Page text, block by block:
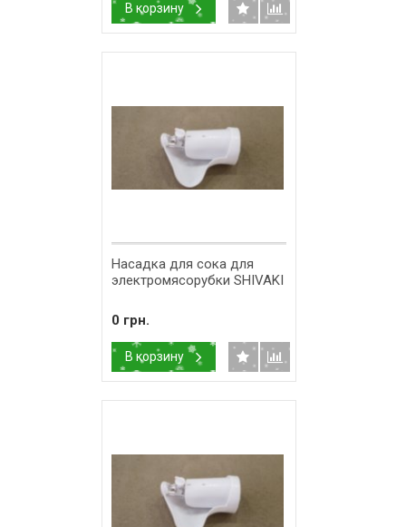
В корзину
Насадка для сока для
электромясорубки SHIVAKI
0 грн.
В корзину